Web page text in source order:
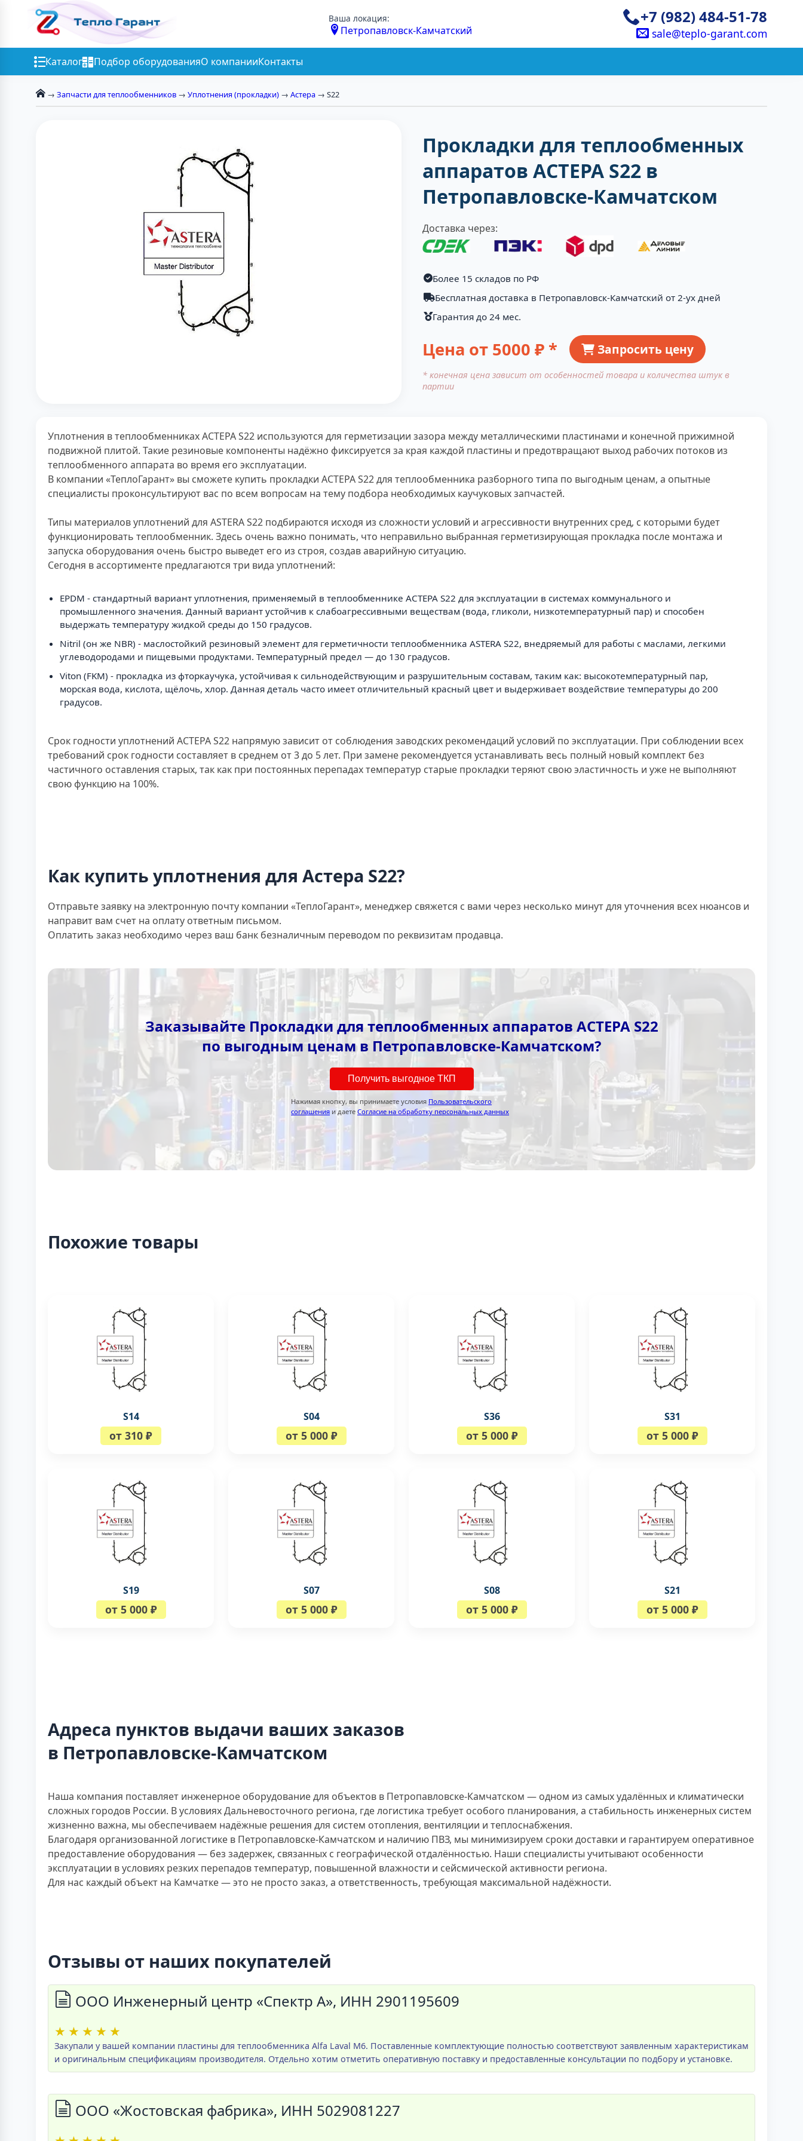
Ваша локация:
Петропавловск-Камчатский
+7 (982) 484-51-78
sale@teplo-garant.com
Каталог Подбор оборудованияО компанииКонтакты
→ Запчасти для теплообменников → Уплотнения (прокладки) → Астера → S22
Прокладки для теплообменных
аппаратов АСТЕРА S22 в
Петропавловске-Камчатском
Доставка через:
Более 15 складов по РФ
Бесплатная доставка в Петропавловск-Камчатский от 2-ух дней
Гарантия до 24 мес.
Цена от 5000 ₽ * Запросить цену
* конечная цена зависит от особенностей товара и количества штук в
партии
Уплотнения в теплообменниках АСТЕРА S22 используются для герметизации зазора между металлическими пластинами и конечной прижимной
подвижной плитой. Такие резиновые компоненты надёжно фиксируется за края каждой пластины и предотвращают выход рабочих потоков из
теплообменного аппарата во время его эксплуатации.
В компании «ТеплоГарант» вы сможете купить прокладки АСТЕРА S22 для теплообменника разборного типа по выгодным ценам, а опытные
специалисты проконсультируют вас по всем вопросам на тему подбора необходимых каучуковых запчастей.
Типы материалов уплотнений для ASTERA S22 подбираются исходя из сложности условий и агрессивности внутренних сред, с которыми будет
функционировать теплообменник. Здесь очень важно понимать, что неправильно выбранная герметизирующая прокладка после монтажа и
запуска оборудования очень быстро выведет его из строя, создав аварийную ситуацию.
Сегодня в ассортименте предлагаются три вида уплотнений:
EPDM - стандартный вариант уплотнения, применяемый в теплообменнике АСТЕРА S22 для эксплуатации в системах коммунального и
промышленного значения. Данный вариант устойчив к слабоагрессивными веществам (вода, гликоли, низкотемпературный пар) и способен
выдержать температуру жидкой среды до 150 градусов.
Nitril (он же NBR) - маслостойкий резиновый элемент для герметичности теплообменника ASTERA S22, внедряемый для работы с маслами, легкими
углеводородами и пищевыми продуктами. Температурный предел — до 130 градусов.
Viton (FKM) - прокладка из фторкаучука, устойчивая к сильнодействующим и разрушительным составам, таким как: высокотемпературный пар,
морская вода, кислота, щёлочь, хлор. Данная деталь часто имеет отличительный красный цвет и выдерживает воздействие температуры до 200
градусов.
Срок годности уплотнений АСТЕРА S22 напрямую зависит от соблюдения заводских рекомендаций условий по эксплуатации. При соблюдении всех
требований срок годности составляет в среднем от 3 до 5 лет. При замене рекомендуется устанавливать весь полный новый комплект без
частичного оставления старых, так как при постоянных перепадах температур старые прокладки теряют свою эластичность и уже не выполняют
свою функцию на 100%.
Как купить уплотнения для Астера S22?
Отправьте заявку на электронную почту компании «ТеплоГарант», менеджер свяжется с вами через несколько минут для уточнения всех нюансов и
направит вам счет на оплату ответным письмом.
Оплатить заказ необходимо через ваш банк безналичным переводом по реквизитам продавца.
Заказывайте Прокладки для теплообменных аппаратов АСТЕРА S22
по выгодным ценам в Петропавловске-Камчатском?
Получить выгодное ТКП
Нажимая кнопку, вы принимаете условия Пользовательского
соглашения и даете Согласие на обработку персональных данных
Похожие товары
S14
от 310 ₽
S04
от 5 000 ₽
S36
от 5 000 ₽
S31
от 5 000 ₽
S19
от 5 000 ₽
S07
от 5 000 ₽
S08
от 5 000 ₽
S21
от 5 000 ₽
Адреса пунктов выдачи ваших заказов
в Петропавловске-Камчатском
Наша компания поставляет инженерное оборудование для объектов в Петропавловске-Камчатском — одном из самых удалённых и климатически
сложных городов России. В условиях Дальневосточного региона, где логистика требует особого планирования, а стабильность инженерных систем
жизненно важна, мы обеспечиваем надёжные решения для систем отопления, вентиляции и теплоснабжения.
Благодаря организованной логистике в Петропавловске-Камчатском и наличию ПВЗ, мы минимизируем сроки доставки и гарантируем оперативное
предоставление оборудования — без задержек, связанных с географической отдалённостью. Наши специалисты учитывают особенности
эксплуатации в условиях резких перепадов температур, повышенной влажности и сейсмической активности региона.
Для нас каждый объект на Камчатке — это не просто заказ, а ответственность, требующая максимальной надёжности.
Отзывы от наших покупателей
ООО Инженерный центр «Спектр А», ИНН 2901195609
★ ★ ★ ★ ★
Закупали у вашей компании пластины для теплообменника Alfa Laval M6. Поставленные комплектующие полностью соответствуют заявленным характеристикам
и оригинальным спецификациям производителя. Отдельно хотим отметить оперативную поставку и предоставленные консультации по подбору и установке.
ООО «Жостовская фабрика», ИНН 5029081227